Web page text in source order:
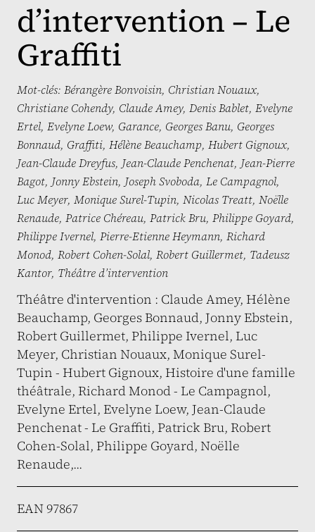
d’intervention – Le
Graffiti
Mot-clés: Bérangère Bonvoisin, Christian Nouaux,
Christiane Cohendy, Claude Amey, Denis Bablet, Evelyne
Ertel, Evelyne Loew, Garance, Georges Banu, Georges
Bonnaud, Graffiti, Hélène Beauchamp, Hubert Gignoux,
Jean-Claude Dreyfus, Jean-Claude Penchenat, Jean-Pierre
Bagot, Jonny Ebstein, Joseph Svoboda, Le Campagnol,
Luc Meyer, Monique Surel-Tupin, Nicolas Treatt, Noëlle
Renaude, Patrice Chéreau, Patrick Bru, Philippe Goyard,
Philippe Ivernel, Pierre-Etienne Heymann, Richard
Monod, Robert Cohen-Solal, Robert Guillermet, Tadeusz
Kantor, Théâtre d’intervention
Théâtre d'intervention : Claude Amey, Hélène
Beauchamp, Georges Bonnaud, Jonny Ebstein,
Robert Guillermet, Philippe Ivernel, Luc
Meyer, Christian Nouaux, Monique Surel-
Tupin - Hubert Gignoux, Histoire d'une famille
théâtrale, Richard Monod - Le Campagnol,
Evelyne Ertel, Evelyne Loew, Jean-Claude
Penchenat - Le Graffiti, Patrick Bru, Robert
Cohen-Solal, Philippe Goyard, Noëlle
Renaude,...
EAN 97867